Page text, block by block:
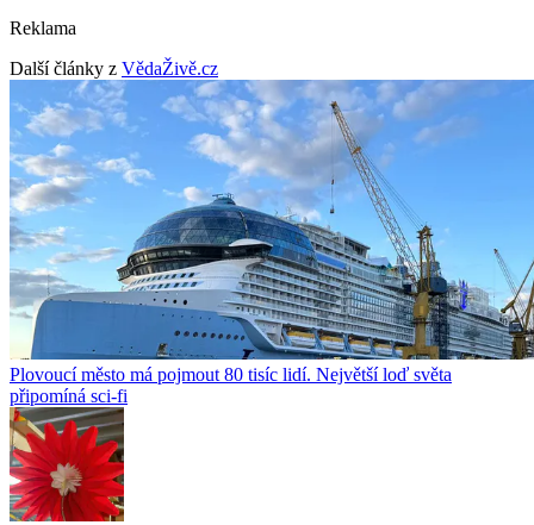
Reklama
Další články z VědaŽivě.cz
Plovoucí město má pojmout 80 tisíc lidí. Největší loď světa
připomíná sci-fi